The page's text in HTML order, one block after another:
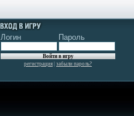
Логин Пароль
регистрация забыли пароль?